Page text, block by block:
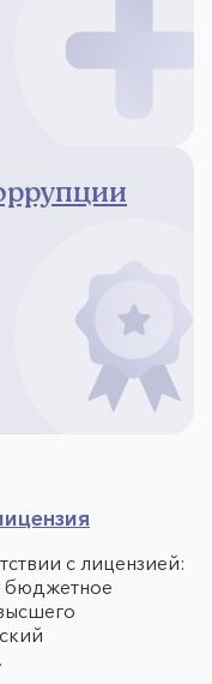
с лицензией:
бюджетное